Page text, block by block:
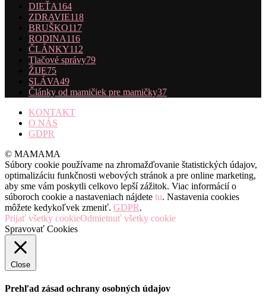
DIEŤA164
ZDRAVIE118
BRUŠKO117
RODINA116
ČLÁNKY112
Tlačové správy79
ŽIJE75
SLÁVA49
Články od mamičiek pre mamičky37
KONTAKT
O NÁS
GDPR
© MAMAMA
Súbory cookie používame na zhromažďovanie štatistických údajov,
optimalizáciu funkčnosti webových stránok a pre online marketing,
aby sme vám poskytli celkovo lepší zážitok. Viac informácií o
súboroch cookie a nastaveniach nájdete tu. Nastavenia cookies
môžete kedykoľvek zmeniť. GDPR.
Prijať všetky cookieOdmietnuť všetky cookie
Spravovať Cookies
Close
Prehľad zásad ochrany osobných údajov